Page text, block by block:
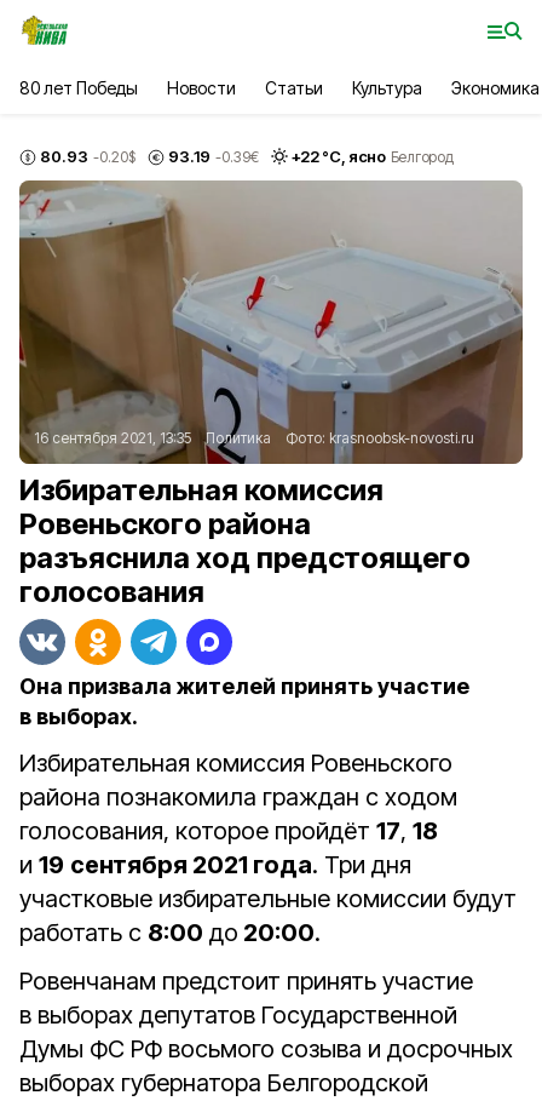
80 лет Победы Новости Статьи Культура Экономика
80.93 -0.20$ 93.19 -0.39€ +22°С, ясно Белгород
16 сентября 2021, 13:35 Политика Фото: krasnoobsk-novosti.ru
Избирательная комиссия
Ровеньского района
разъяснила ход предстоящего
голосования
Она призвала жителей принять участие
в выборах.
Избирательная комиссия Ровеньского
района познакомила граждан с ходом
голосования, которое пройдёт 17, 18
и 19 сентября 2021 года. Три дня
участковые избирательные комиссии будут
работать с 8:00 до 20:00.
Ровенчанам предстоит принять участие
в выборах депутатов Государственной
Думы ФС РФ восьмого созыва и досрочных
выборах губернатора Белгородской